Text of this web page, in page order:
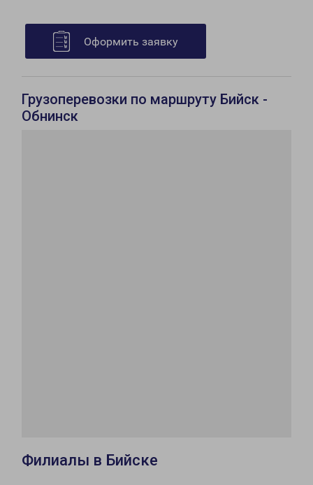
Оформить заявку
Грузоперевозки по маршруту Бийск -
Обнинск
Филиалы в Бийске